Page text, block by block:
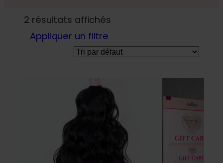
2 résultats affichés
Appliquer un filtre